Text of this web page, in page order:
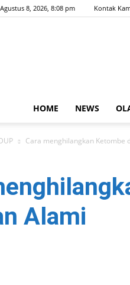
Agustus 8, 2026, 8:08 pm Kontak
HOME NEWS
Cara menghilangkan Ketombe
Alami